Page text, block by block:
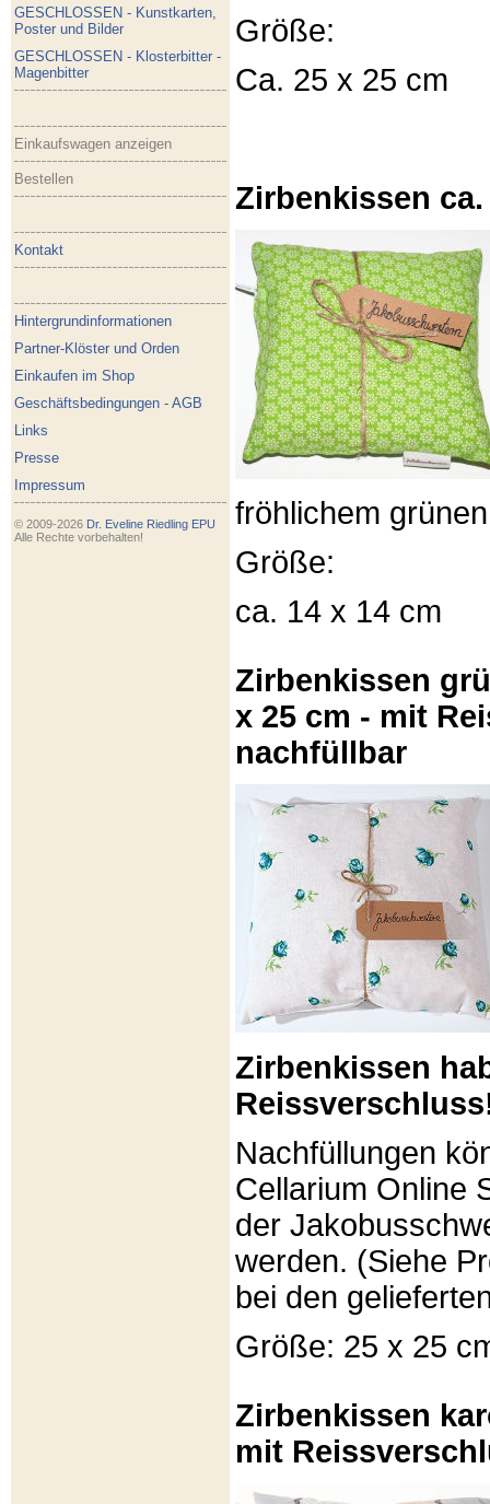
GESCHLOSSEN - Kunstkarten,
Poster und Bilder
GESCHLOSSEN - Klosterbitter -
Magenbitter
Einkaufswagen anzeigen
Bestellen
Kontakt
Hintergrundinformationen
Partner-Klöster und Orden
Einkaufen im Shop
Geschäftsbedingungen - AGB
Links
Presse
Impressum
© 2009-2026 Dr. Eveline Riedling EPU
Alle Rechte vorbehalten!
Größe:
Ca. 25 x 25 cm
Zirbenkissen
fröhlichem
Größe:
ca. 14 x 14 cm
Zirbenkissen
x 25 cm - mit
nachfüllbar
Zirbenkissen
Nachfüllungen
Cellarium Online
der
werden. (Siehe
bei den
Größe: 25 x 25
Zirbenkissen
mit